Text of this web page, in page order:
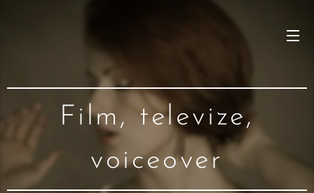
Film, televize,
voiceover